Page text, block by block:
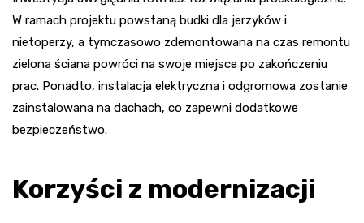
W ramach projektu powstaną budki dla jerzyków i
nietoperzy, a tymczasowo zdemontowana na czas remontu
zielona ściana powróci na swoje miejsce po zakończeniu
prac. Ponadto, instalacja elektryczna i odgromowa zostanie
zainstalowana na dachach, co zapewni dodatkowe
bezpieczeństwo.
Korzyści z modernizacji